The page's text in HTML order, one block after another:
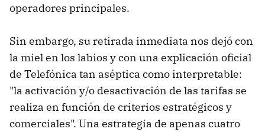
operadores principales.
Sin embargo, su retirada inmediata nos dejó con
la miel en los labios y con una explicación oficial
de Telefónica tan aséptica como interpretable:
"la activación y/o desactivación de las tarifas se
realiza en función de criterios estratégicos y
comerciales". Una estrategia de apenas cuatro